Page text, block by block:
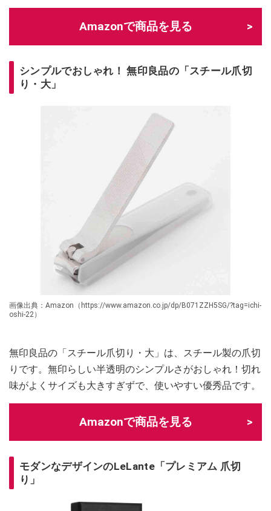
Amazonで商品を見る
シンプルでおしゃれ！ 無印良品の「スチール爪切
り・大」
画像出典：Amazon（https://www.amazon.co.jp/dp/B071ZZH5SG/?tag=ichi-
oshi-22）
無印良品の「スチール爪切り・大」は、スチール製の爪切
りです。無印らしい半透明のシンプルさがおしゃれ！切れ
味がよくサイズも大きすぎずで、使いやすい優秀品です。
Amazonで商品を見る
モダンなデザインのLeLante「プレミアム 爪切
り」